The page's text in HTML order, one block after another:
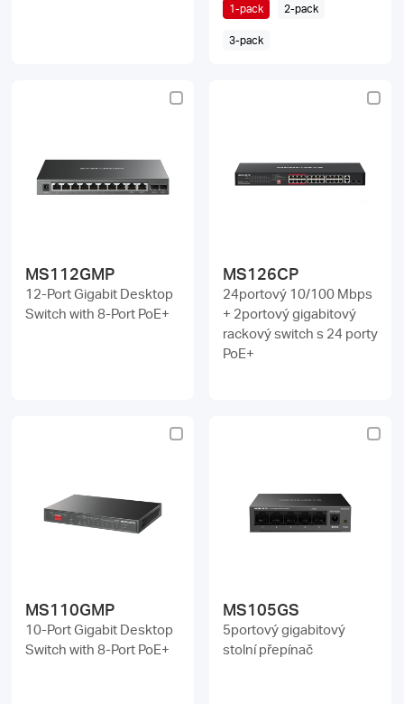
1-pack 2-pack
3-pack
MS112GMP
12-Port Gigabit Desktop
Switch with 8-Port PoE+
MS126CP
24portový 10/100 Mbps
+ 2portový gigabitový
rackový switch s 24 porty
PoE+
MS110GMP
10-Port Gigabit Desktop
Switch with 8-Port PoE+
MS105GS
5portový gigabitový
stolní přepínač